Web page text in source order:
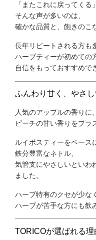
「またこれに戻ってくる」
そんな声が多いのは、
確かな品質と、飽きのこ
長年リピートされる方も
ハーブティーが初めての
自信をもっておすすめで
ふんわり甘く、やさ
人気のアップルの香り に、
ピーチの甘い香り をプラ
ルイボスティーをベース
鉄分豊富なネトル
気管支にやさしいといわ
ました。
ハーブ特有のクセが少な
ハーブが苦手な方にも飲
TORICOが選ばれる理